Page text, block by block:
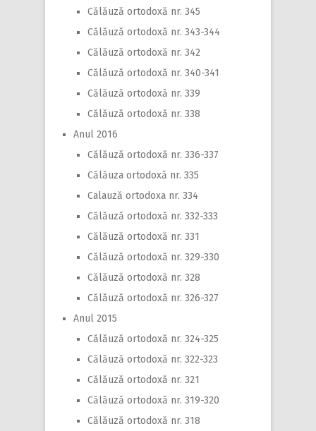
Călăuză ortodoxă nr. 345
Călăuză ortodoxă nr. 343-344
Călăuză ortodoxă nr. 342
Călăuză ortodoxă nr. 340-341
Călăuză ortodoxă nr. 339
Călăuză ortodoxă nr. 338
Anul 2016
Călăuză ortodoxă nr. 336-337
Călăuza ortodoxă nr. 335
Calauză ortodoxa nr. 334
Călăuză ortodoxă nr. 332-333
Călăuză ortodoxă nr. 331
Călăuză ortodoxă nr. 329-330
Călăuză ortodoxă nr. 328
Călăuză ortodoxă nr. 326-327
Anul 2015
Călăuză ortodoxă nr. 324-325
Călăuză ortodoxă nr. 322-323
Călăuză ortodoxă nr. 321
Călăuză ortodoxă nr. 319-320
Călăuză ortodoxă nr. 318